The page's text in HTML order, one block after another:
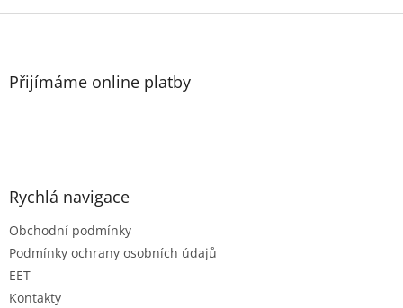
Z
Přijímáme online platby
Rychlá navigace
Obchodní podmínky
Podmínky ochrany osobních údajů
EET
Kontakty